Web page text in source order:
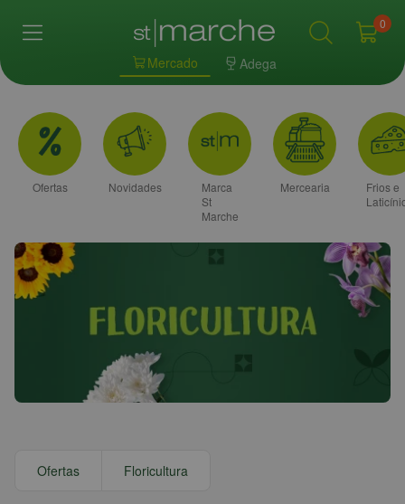
Mercado Adega
0
Ofertas Novidades
Marca
St
Marche
Mercearia
Frios e
Ofertas Floricultura